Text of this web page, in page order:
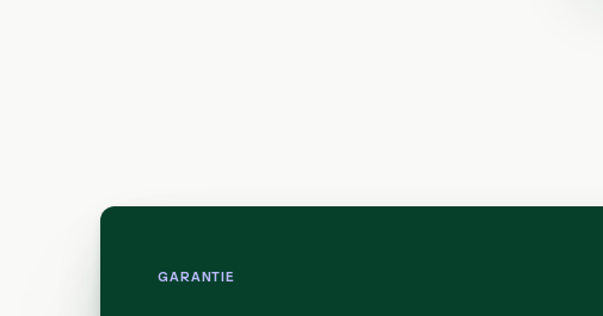
GARANTIE